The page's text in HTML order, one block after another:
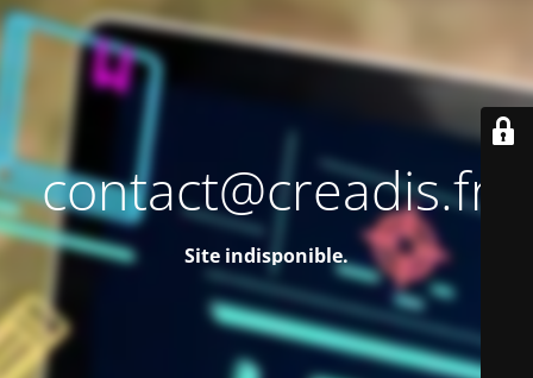
contact@creadis.fr
Site indisponible.